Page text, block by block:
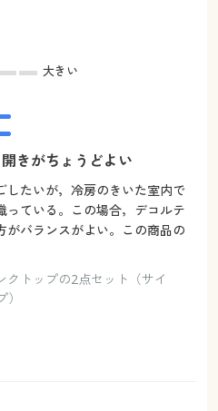
大きい
きがちょうどよい
したいが，冷房のきいた室内で
っている。この場合，デコルテ
がバランスがよい。この商品の
クトップの2点セット（サイ